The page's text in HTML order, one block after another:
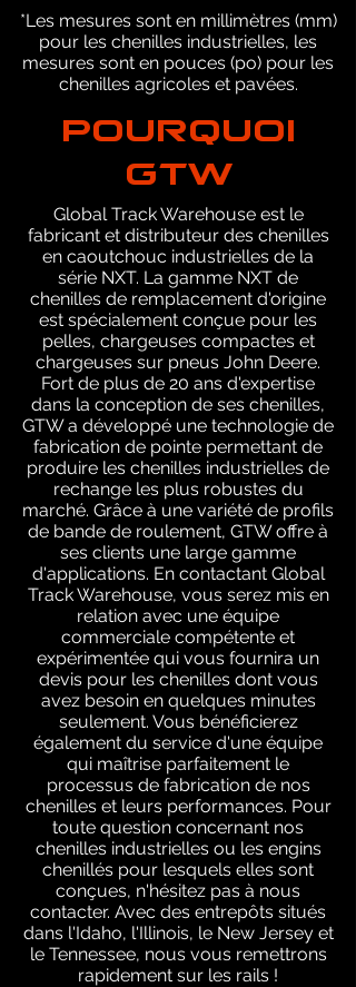
*Les mesures sont en millimètres (mm)
pour les chenilles industrielles, les
mesures sont en pouces (po) pour les
chenilles agricoles et pavées.
POURQUOI
GTW
Global Track Warehouse est le
fabricant et distributeur des chenilles
en caoutchouc industrielles de la
série NXT. La gamme NXT de
chenilles de remplacement d'origine
est spécialement conçue pour les
pelles, chargeuses compactes et
chargeuses sur pneus John Deere.
Fort de plus de 20 ans d'expertise
dans la conception de ses chenilles,
GTW a développé une technologie de
fabrication de pointe permettant de
produire les chenilles industrielles de
rechange les plus robustes du
marché. Grâce à une variété de profils
de bande de roulement, GTW offre à
ses clients une large gamme
d'applications. En contactant Global
Track Warehouse, vous serez mis en
relation avec une équipe
commerciale compétente et
expérimentée qui vous fournira un
devis pour les chenilles dont vous
avez besoin en quelques minutes
seulement. Vous bénéficierez
également du service d'une équipe
qui maîtrise parfaitement le
processus de fabrication de nos
chenilles et leurs performances. Pour
toute question concernant nos
chenilles industrielles ou les engins
chenillés pour lesquels elles sont
conçues, n'hésitez pas à nous
contacter. Avec des entrepôts situés
dans l'Idaho, l'Illinois, le New Jersey et
le Tennessee, nous vous remettrons
rapidement sur les rails !